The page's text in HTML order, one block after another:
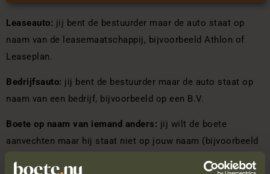
Leaseauto: jij bent de bestuurder maar de auto staat op
naam van de leasemaatschappij, bijvoorbeeld Athlon of
Leaseplan.
Bedrijfsauto: jij bent de bestuurder maar de auto staat op
naam van een bedrijf, bijvoorbeeld op een B.V.
Boete op naam van iemand anders: jij wilt de boete
aanvechten maar hij staat niet op jouw naam (bijvoorbeeld